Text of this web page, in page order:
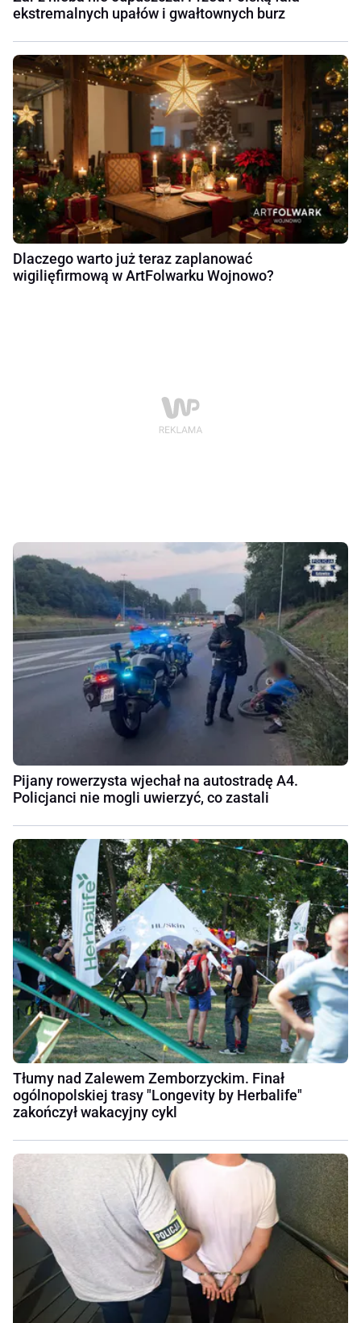
ekstremalnych upałów i gwałtownych burz
Dlaczego warto już teraz zaplanować
wigilięfirmową w ArtFolwarku Wojnowo?
Pijany rowerzysta wjechał na autostradę A4.
Policjanci nie mogli uwierzyć, co zastali
Tłumy nad Zalewem Zemborzyckim. Finał
ogólnopolskiej trasy "Longevity by Herbalife"
zakończył wakacyjny cykl